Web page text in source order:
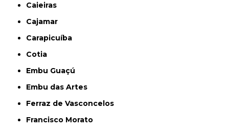
Caieiras
Cajamar
Carapicuíba
Cotia
Embu Guaçú
Embu das Artes
Ferraz de Vasconcelos
Francisco Morato